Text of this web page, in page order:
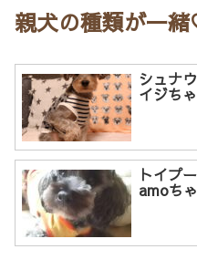
親犬の種類が一
シュナ
イジち
トイプ
amoち